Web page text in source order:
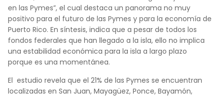
en las Pymes”, el cual destaca un panorama no muy
positivo para el futuro de las Pymes y para la economía de
Puerto Rico. En síntesis, indica que a pesar de todos los
fondos federales que han llegado a la isla, ello no implica
una estabilidad económica para la isla a largo plazo
porque es una momentánea.
El estudio revela que el 21% de las Pymes se encuentran
localizadas en San Juan, Mayagüez, Ponce, Bayamón,